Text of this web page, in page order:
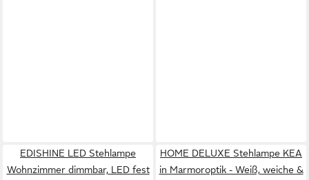
EDISHINE LED Stehlampe
Wohnzimmer dimmbar, LED fest
HOME DELUXE Stehlampe KEA
in Marmoroptik - Weiß, weiche &